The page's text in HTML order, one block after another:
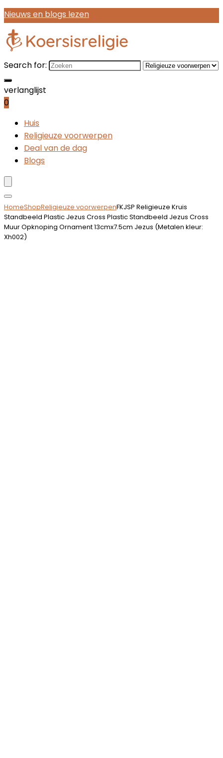
Nieuws en blogs lezen
Search for:
verlanglijst
0
Huis
Religieuze voorwerpen
Deal van de dag
Blogs
HomeShopReligieuze voorwerpenFKJSP Religieuze Kruis
Standbeeld Plastic Jezus Cross Plastic Standbeeld Jezus Cross
Muur Opknoping Ornament 13cmx7.5cm Jezus (Metalen kleur:
Xh002)